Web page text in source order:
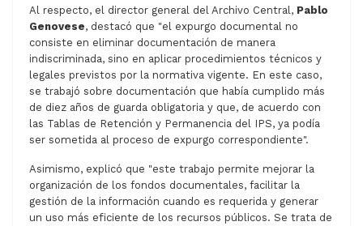
Al respecto, el director general del Archivo Central, Pablo
Genovese, destacó que "el expurgo documental no
consiste en eliminar documentación de manera
indiscriminada, sino en aplicar procedimientos técnicos y
legales previstos por la normativa vigente. En este caso,
se trabajó sobre documentación que había cumplido más
de diez años de guarda obligatoria y que, de acuerdo con
las Tablas de Retención y Permanencia del IPS, ya podía
ser sometida al proceso de expurgo correspondiente".
Asimismo, explicó que "este trabajo permite mejorar la
organización de los fondos documentales, facilitar la
gestión de la información cuando es requerida y generar
un uso más eficiente de los recursos públicos. Se trata de